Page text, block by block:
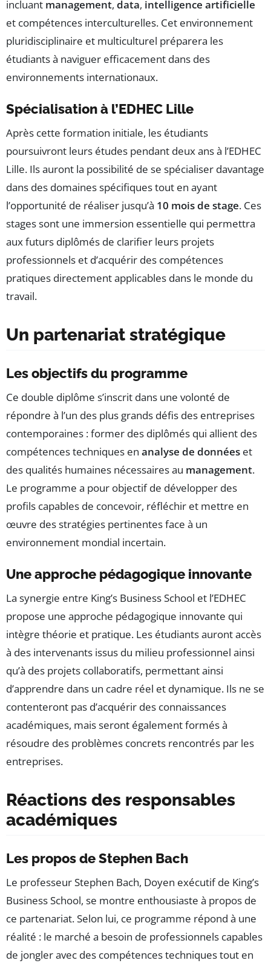
incluant management, data, intelligence artificielle
et compétences interculturelles. Cet environnement
pluridisciplinaire et multiculturel préparera les
étudiants à naviguer efficacement dans des
environnements internationaux.
Spécialisation à l’EDHEC Lille
Après cette formation initiale, les étudiants
poursuivront leurs études pendant deux ans à l’EDHEC
Lille. Ils auront la possibilité de se spécialiser davantage
dans des domaines spécifiques tout en ayant
l’opportunité de réaliser jusqu’à 10 mois de stage. Ces
stages sont une immersion essentielle qui permettra
aux futurs diplômés de clarifier leurs projets
professionnels et d’acquérir des compétences
pratiques directement applicables dans le monde du
travail.
Un partenariat stratégique
Les objectifs du programme
Ce double diplôme s’inscrit dans une volonté de
répondre à l’un des plus grands défis des entreprises
contemporaines : former des diplômés qui allient des
compétences techniques en analyse de données et
des qualités humaines nécessaires au management.
Le programme a pour objectif de développer des
profils capables de concevoir, réfléchir et mettre en
œuvre des stratégies pertinentes face à un
environnement mondial incertain.
Une approche pédagogique innovante
La synergie entre King’s Business School et l’EDHEC
propose une approche pédagogique innovante qui
intègre théorie et pratique. Les étudiants auront accès
à des intervenants issus du milieu professionnel ainsi
qu’à des projets collaboratifs, permettant ainsi
d’apprendre dans un cadre réel et dynamique. Ils ne se
contenteront pas d’acquérir des connaissances
académiques, mais seront également formés à
résoudre des problèmes concrets rencontrés par les
entreprises.
Réactions des responsables
académiques
Les propos de Stephen Bach
Le professeur Stephen Bach, Doyen exécutif de King’s
Business School, se montre enthousiaste à propos de
ce partenariat. Selon lui, ce programme répond à une
réalité : le marché a besoin de professionnels capables
de jongler avec des compétences techniques tout en